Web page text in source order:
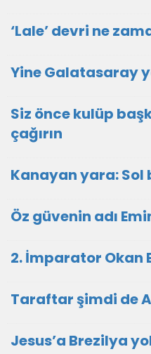
‘Lale’ devri ne
Yine Galatasaray
Siz önce kulüp
çağırın
Kanayan yara: Sol
Öz güvenin adı
2. İmparator Okan
Taraftar şimdi de
Jesus’a Brezilya